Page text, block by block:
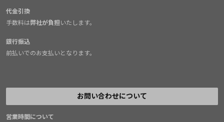
代金引換
手数料は弊社が負担いたします。
銀行振込
前払いでのお支払いとなります。
お問い合わせについて
営業時間について